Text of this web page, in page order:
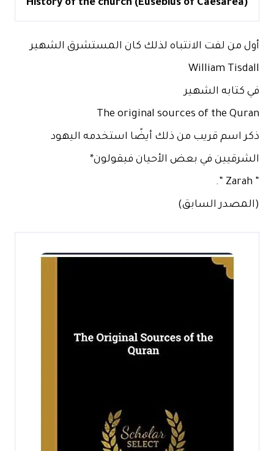
History of the church (Eusebius of Caesarea)
أول من لفت الانتباه لذلك كان المستشرق الشهير
William Tisdall
في كتابه الشهير
The original sources of the Quran
‎ذكر اسم قريب من ذلك أيضًا استخدمه اليهود
الشرقيين في بعض الأحيان فيقولون*
“ Zarah “.
(المصدر السابق)